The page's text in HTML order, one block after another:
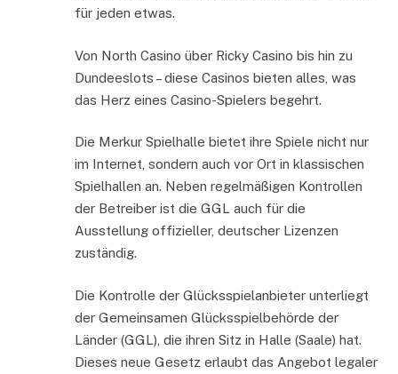
für jeden etwas.
Von North Casino über Ricky Casino bis hin zu
Dundeeslots – diese Casinos bieten alles, was
das Herz eines Casino-Spielers begehrt.
Die Merkur Spielhalle bietet ihre Spiele nicht nur
im Internet, sondern auch vor Ort in klassischen
Spielhallen an. Neben regelmäßigen Kontrollen
der Betreiber ist die GGL auch für die
Ausstellung offizieller, deutscher Lizenzen
zuständig.
Die Kontrolle der Glücksspielanbieter unterliegt
der Gemeinsamen Glücksspielbehörde der
Länder (GGL), die ihren Sitz in Halle (Saale) hat.
Dieses neue Gesetz erlaubt das Angebot legaler